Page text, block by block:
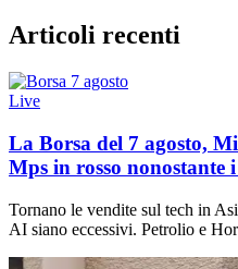
Articoli recenti
Live
La Borsa del 7 agosto,
Mps in rosso nonostante
Tornano le vendite sul tech in
AI siano eccessivi. Petrolio e